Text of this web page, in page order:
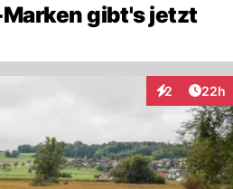
gibt's jetzt
2
Interaktionen
22h